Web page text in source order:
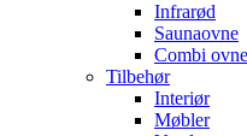
Infrarød
Saunaovne
Combi ovne
Tilbehør
Interiør
Møbler